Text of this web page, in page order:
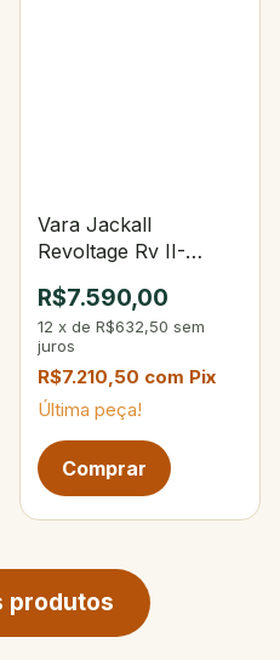
Vara Jackall
Revoltage Rv II-
14Lbs 3.5-18g
R$7.590,00
12 x de R$632,50 sem
juros
R$7.210,50 com Pix
Última peça!
produtos